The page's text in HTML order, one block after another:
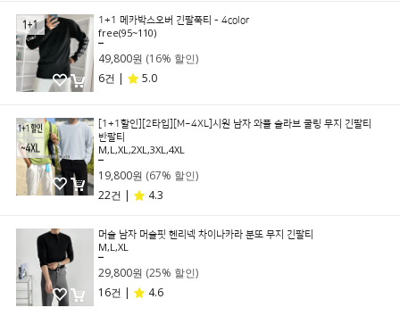
1+1 메카박스오버 긴팔쭉티 - 4color
free(95~110)
49,800원 (16% 할인)
6건 |
5.0
[1+1할인][2타입][M~4XL]시원 남자 와플 슬라브 쿨링 무지 긴팔티
반팔티
M,L,XL,2XL,3XL,4XL
19,800원 (67% 할인)
22건 |
4.3
머슬 남자 머슬핏 헨리넥 차이나카라 분또 무지 긴팔티
M,L,XL
29,800원 (25% 할인)
16건 |
4.6